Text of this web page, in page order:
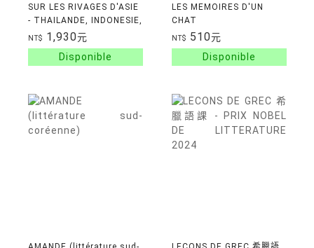
SUR LES RIVAGES D'ASIE
- THAILANDE, INDONESIE,
TAIWAN, VIETN
NT$ 1,930元
LES MEMOIRES D'UN
CHAT
NT$ 510元